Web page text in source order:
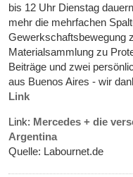
bis 12 Uhr Dienstag
mehr die mehrfachen
Gewerkschaftsbewegung
Materialsammlung zu
Beiträge und zwei
aus Buenos Aires - wir
Link
Link: Mercedes + die
Argentina
Quelle: Labournet.de